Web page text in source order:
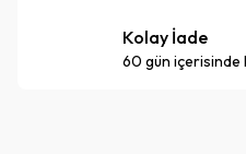
Kolay İade
60 gün içerisinde